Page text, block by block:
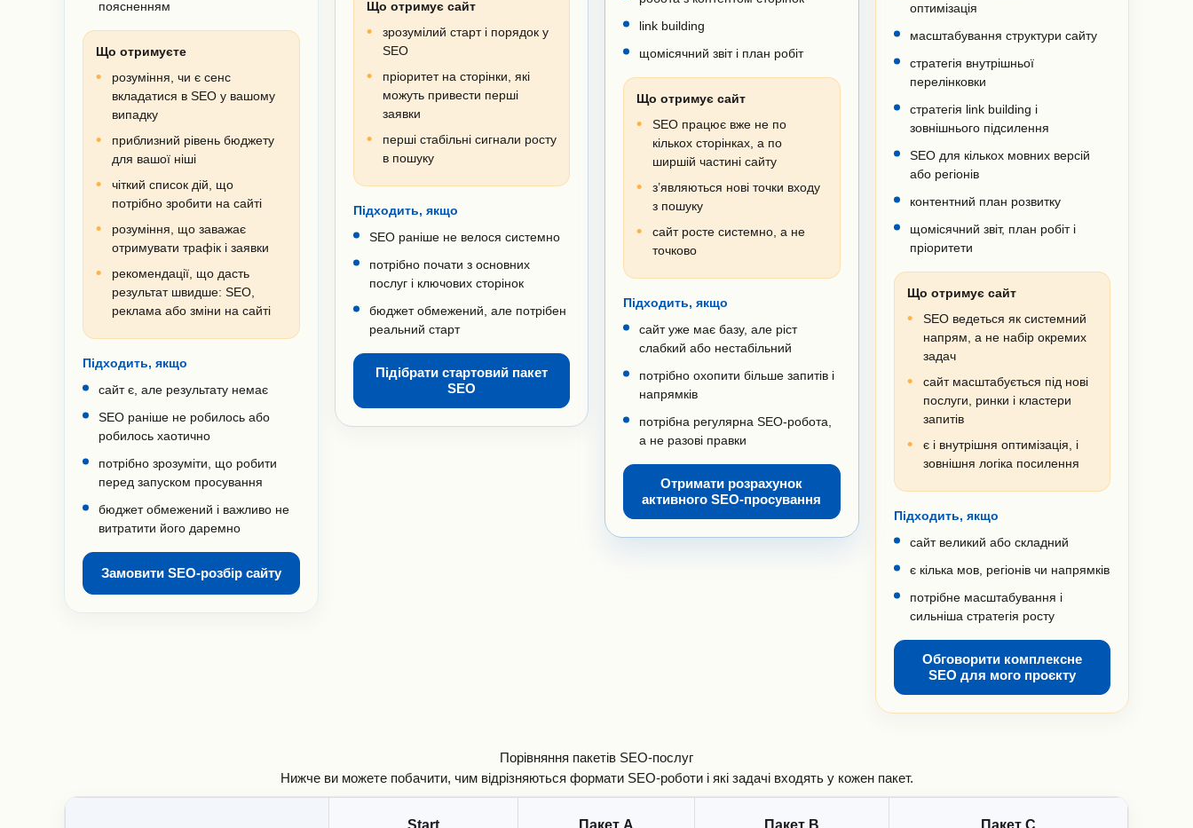
поясненням
Що отримуєте
розуміння, чи є сенс
вкладатися в SEO у вашому
випадку
приблизний рівень бюджету
для вашої ніші
чіткий список дій, що
потрібно зробити на сайті
розуміння, що заважає
отримувати трафік і заявки
рекомендації, що дасть
результат швидше: SEO,
реклама або зміни на сайті
Підходить, якщо
сайт є, але результату немає
SEO раніше не робилось або
робилось хаотично
потрібно зрозуміти, що робити
перед запуском просування
бюджет обмежений і важливо не
витратити його даремно
Замовити SEO-розбір сайту
Що отримує сайт
зрозумілий старт і порядок у
SEO
пріоритет на сторінки, які
можуть привести перші
заявки
перші стабільні сигнали росту
в пошуку
Підходить, якщо
SEO раніше не велося системно
потрібно почати з основних
послуг і ключових сторінок
бюджет обмежений, але потрібен
реальний старт
Підібрати стартовий пакет
SEO
link building
щомісячний звіт і план робіт
Що отримує сайт
SEO працює вже не по
кількох сторінках, а по
ширшій частині сайту
з’являються нові точки входу
з пошуку
сайт росте системно, а не
точково
Підходить, якщо
сайт уже має базу, але ріст
слабкий або нестабільний
потрібно охопити більше запитів і
напрямків
потрібна регулярна SEO-робота,
а не разові правки
Отримати розрахунок
активного SEO-просування
оптимізація
масштабування структури сайту
стратегія внутрішньої
перелінковки
стратегія link building і
зовнішнього підсилення
SEO для кількох мовних версій
або регіонів
контентний план розвитку
щомісячний звіт, план робіт і
пріоритети
Що отримує сайт
SEO ведеться як системний
напрям, а не набір окремих
задач
сайт масштабується під нові
послуги, ринки і кластери
запитів
є і внутрішня оптимізація, і
зовнішня логіка посилення
Підходить, якщо
сайт великий або складний
є кілька мов, регіонів чи напрямків
потрібне масштабування і
сильніша стратегія росту
Обговорити комплексне
SEO для мого проєкту
Порівняння пакетів SEO-послуг
Нижче ви можете побачити, чим відрізняються формати SEO-роботи і які задачі входять у кожен пакет.
Start Пакет A Пакет B Пакет C